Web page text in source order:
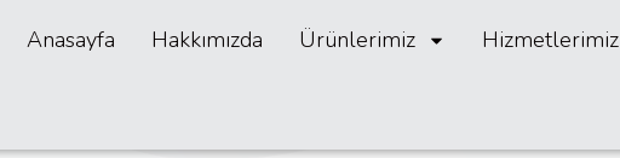
Anasayfa Hakkımızda Ürünlerimiz Hizmetlerimiz